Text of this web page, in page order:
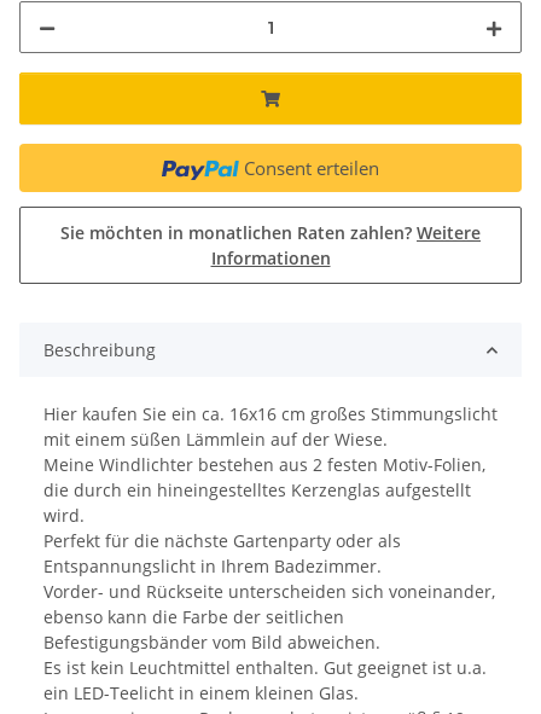
Consent erteilen
Sie möchten in monatlichen Raten zahlen? Weitere
Informationen
Beschreibung
Hier kaufen Sie ein ca. 16x16 cm großes Stimmungslicht
mit einem süßen Lämmlein auf der Wiese.
Meine Windlichter bestehen aus 2 festen Motiv-Folien,
die durch ein hineingestelltes Kerzenglas aufgestellt
wird.
Perfekt für die nächste Gartenparty oder als
Entspannungslicht in Ihrem Badezimmer.
Vorder- und Rückseite unterscheiden sich voneinander,
ebenso kann die Farbe der seitlichen
Befestigungsbänder vom Bild abweichen.
Es ist kein Leuchtmittel enthalten. Gut geeignet ist u.a.
ein LED-Teelicht in einem kleinen Glas.